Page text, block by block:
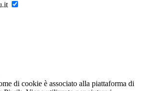
di cookie è associato alla piattaforma di